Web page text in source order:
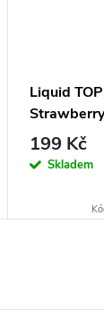
Liquid
199 Kč
Skladem